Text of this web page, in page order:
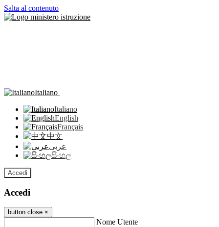
Salta al contenuto
Italiano
Italiano
English
Français
中文
عربى
සිංහල
Accedi
Accedi
button close ×
Nome Utente